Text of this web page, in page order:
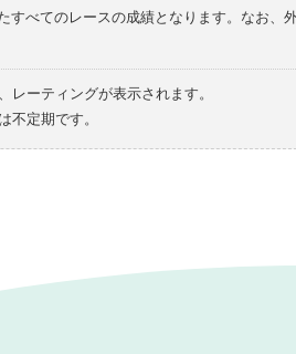
すべてのレースの成績となります。なお、
レーティングが表示されます。
不定期です。